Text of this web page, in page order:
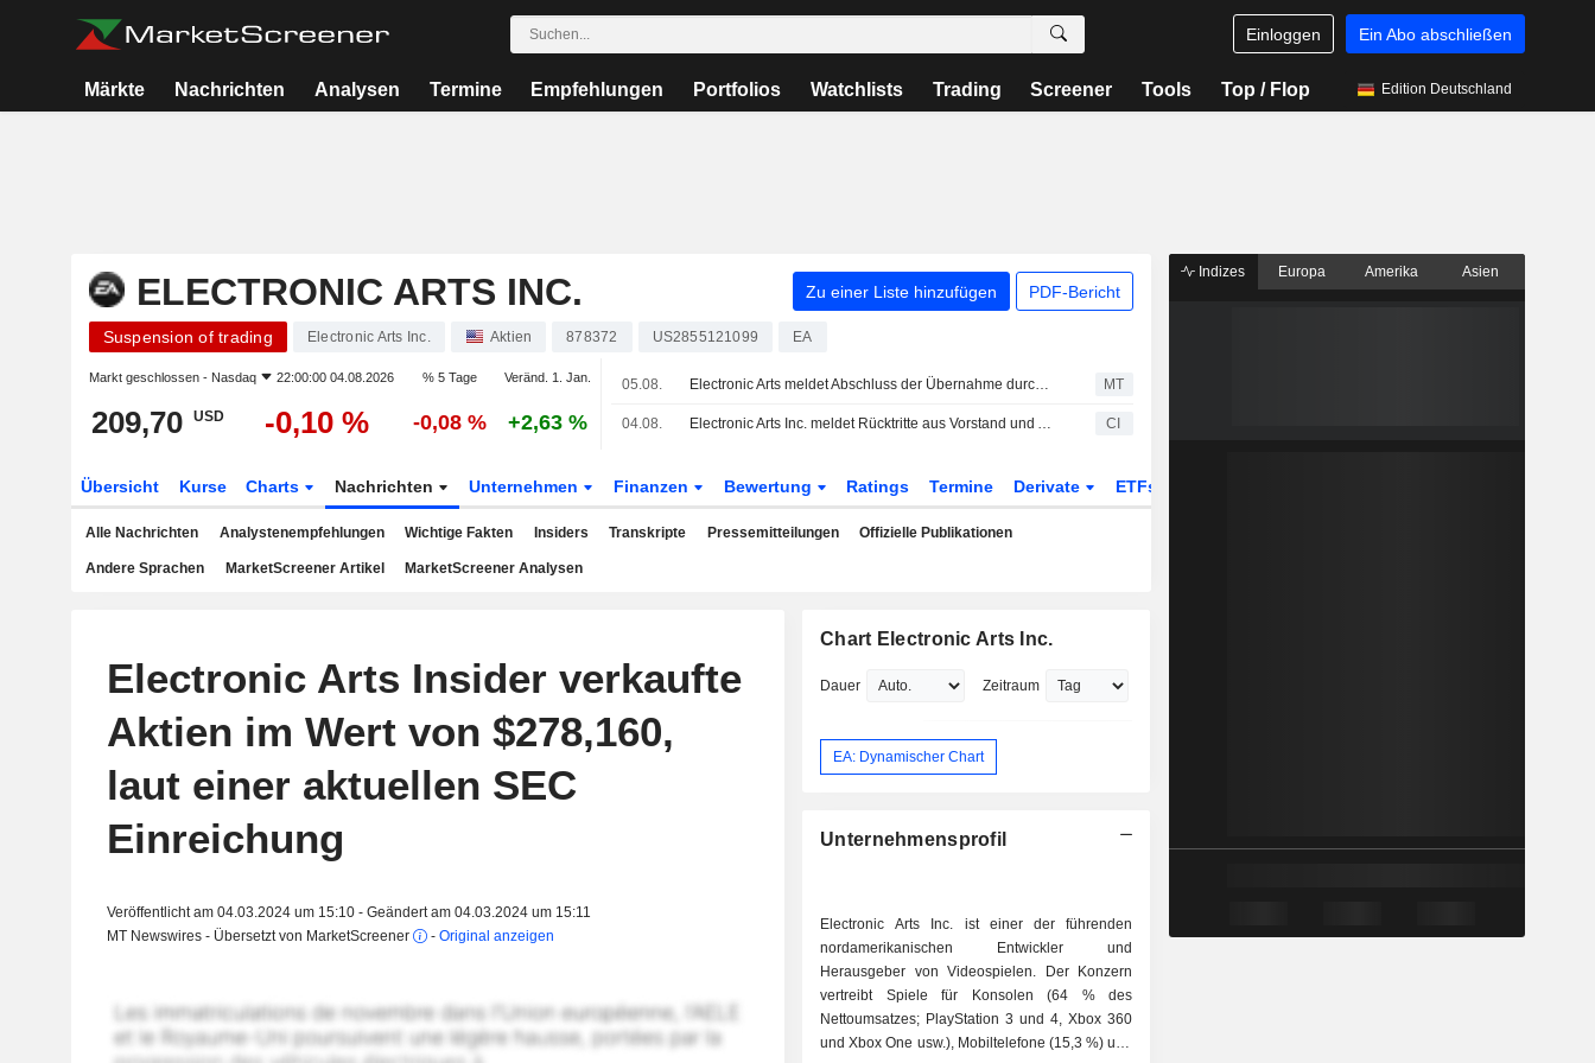
Einloggen Ein Abo abschließen
Märkte Nachrichten Analysen Termine Empfehlungen Portfolios Watchlists Trading Screener Tools Top / Flop Edition Deutschland
ELECTRONIC ARTS INC. Zu einer Liste hinzufügen PDF-Bericht
Suspension of trading Electronic Arts Inc. Aktien 878372 US2855121099 EA
Markt geschlossen - Nasdaq 22:00:00 04.08.2026 % 5 Tage Veränd. 1. Jan.
209,70 USD -0,10 % -0,08 % +2,63 %
05.08. Electronic Arts meldet Abschluss der Übernahme durch PIF, Silver Lake und Affinity Partners MT
04.08. Electronic Arts Inc. meldet Rücktritte aus Vorstand und Ausschüssen zum 4. August 2026 CI
Übersicht Kurse Charts Nachrichten Unternehmen Finanzen Bewertung Ratings Termine Derivate ETFs
Alle Nachrichten Analystenempfehlungen Wichtige Fakten Insiders Transkripte Pressemitteilungen Offizielle Publikationen
Andere Sprachen MarketScreener Artikel MarketScreener Analysen
Electronic Arts Insider verkaufte
Aktien im Wert von $278,160,
laut einer aktuellen SEC
Einreichung
Veröffentlicht am 04.03.2024 um 15:10 - Geändert am 04.03.2024 um 15:11
MT Newswires - Übersetzt von MarketScreener
- Original anzeigen
Chart Electronic Arts Inc.
Dauer Zeitraum
EA: Dynamischer Chart
Unternehmensprofil
Electronic Arts Inc. ist einer der führenden
nordamerikanischen Entwickler und
Herausgeber von Videospielen. Der Konzern
vertreibt Spiele für Konsolen (64 % des
Nettoumsatzes; PlayStation 3 und 4, Xbox 360
und Xbox One usw.), Mobiltelefone (15,3 %) und
Indizes Europa Amerika Asien